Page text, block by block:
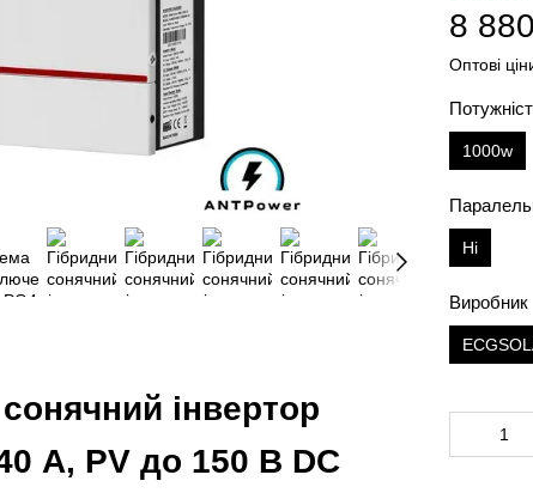
інвертор
А, PV до 150 В DC
8
Оптові
1000w
Ні
Виробник